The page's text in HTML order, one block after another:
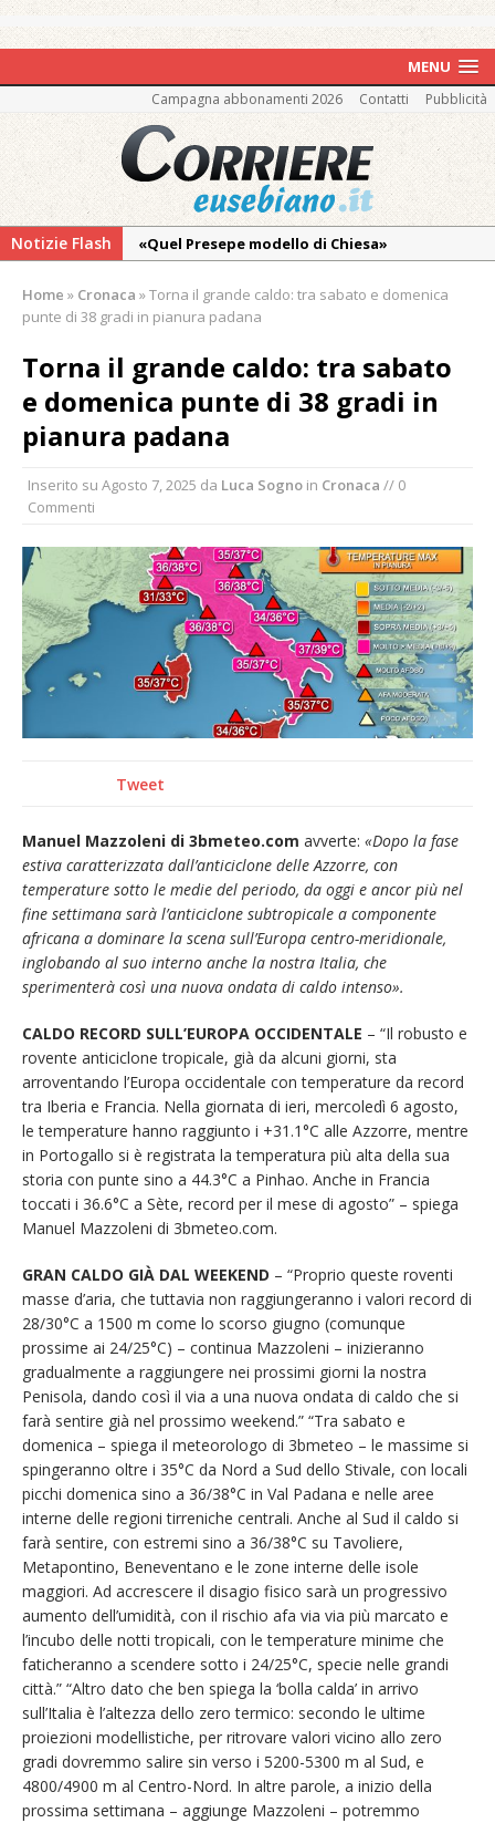
MENU
Campagna abbonamenti 2026 Contatti Pubblicità
Notizie Flash
«Quel Presepe modello di Chiesa»
Ringraziamento: convegno, messa e
Estate di sagre anche per i mezzi storici della
collezione della Fondazione Marazzato
Pro vs Saluzzo, amichevole di buon riscontro
dell’Asl. Il Comune: «Misura precauzionale e
La Pro verso l’avvio della Stagione
La Regione stanzia oltre 38mila euro per il
carnevale di Santhià. La soddisfazione della
Pro Loco
Dieci anni fa l’ingresso a Vercelli
dell’arcivescovo mons. Marco Arnolfo
Home » Cronaca »Torna il grande caldo: tra sabato e domenica
punte di 38 gradi in pianura padana
Torna il grande caldo: tra sabato
e domenica punte di 38 gradi in
pianura padana
Inserito su Agosto 7, 2025 da Luca Sogno in Cronaca // 0
Commenti
Tweet
Manuel Mazzoleni di 3bmeteo.com avverte: «Dopo la fase
estiva caratterizzata dall’anticiclone delle Azzorre, con
temperature sotto le medie del periodo, da oggi e ancor più nel
fine settimana sarà l’anticiclone subtropicale a componente
africana a dominare la scena sull’Europa centro-meridionale,
inglobando al suo interno anche la nostra Italia, che
sperimenterà così una nuova ondata di caldo intenso».
CALDO RECORD SULL’EUROPA OCCIDENTALE – “Il robusto e
rovente anticiclone tropicale, già da alcuni giorni, sta
arroventando l’Europa occidentale con temperature da record
tra Iberia e Francia. Nella giornata di ieri, mercoledì 6 agosto,
le temperature hanno raggiunto i +31.1°C alle Azzorre, mentre
in Portogallo si è registrata la temperatura più alta della sua
storia con punte sino a 44.3°C a Pinhao. Anche in Francia
toccati i 36.6°C a Sète, record per il mese di agosto” – spiega
Manuel Mazzoleni di 3bmeteo.com.
GRAN CALDO GIÀ DAL WEEKEND – “Proprio queste roventi
masse d’aria, che tuttavia non raggiungeranno i valori record di
28/30°C a 1500 m come lo scorso giugno (comunque
prossime ai 24/25°C) – continua Mazzoleni – inizieranno
gradualmente a raggiungere nei prossimi giorni la nostra
Penisola, dando così il via a una nuova ondata di caldo che si
farà sentire già nel prossimo weekend.” “Tra sabato e
domenica – spiega il meteorologo di 3bmeteo – le massime si
spingeranno oltre i 35°C da Nord a Sud dello Stivale, con locali
picchi domenica sino a 36/38°C in Val Padana e nelle aree
interne delle regioni tirreniche centrali. Anche al Sud il caldo si
farà sentire, con estremi sino a 36/38°C su Tavoliere,
Metapontino, Beneventano e le zone interne delle isole
maggiori. Ad accrescere il disagio fisico sarà un progressivo
aumento dell’umidità, con il rischio afa via via più marcato e
l’incubo delle notti tropicali, con le temperature minime che
faticheranno a scendere sotto i 24/25°C, specie nelle grandi
città.” “Altro dato che ben spiega la ‘bolla calda’ in arrivo
sull’Italia è l’altezza dello zero termico: secondo le ultime
proiezioni modellistiche, per ritrovare valori vicino allo zero
gradi dovremmo salire sin verso i 5200-5300 m al Sud, e
4800/4900 m al Centro-Nord. In altre parole, a inizio della
prossima settimana – aggiunge Mazzoleni – potremmo